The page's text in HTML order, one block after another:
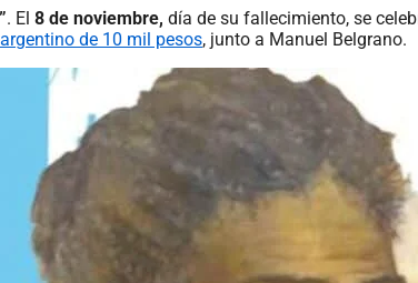
. El 8 de noviembre, día de su fallecimiento, se
de 10 mil pesos, junto a Manuel Belgrano.